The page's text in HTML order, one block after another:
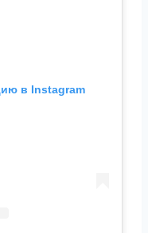
в Instagram